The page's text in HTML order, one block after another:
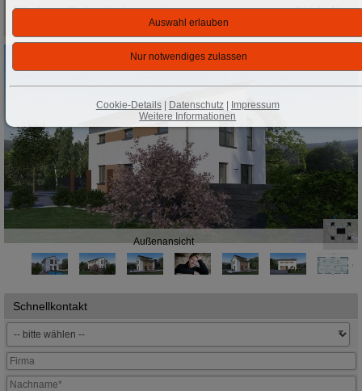
Nürnberg: Ein­fa­mi­li­en­haus mit
Objekt-Nr.:
Außenansicht
Schnellkontakt
Cookie-Details| Datenschutz|
Impressum
Weitere Informationen